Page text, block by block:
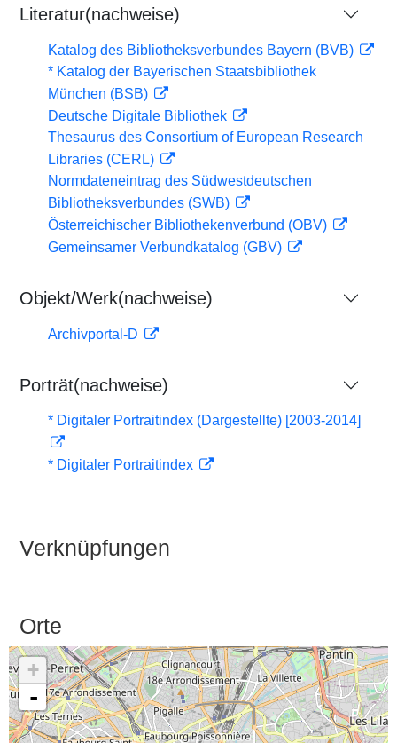
Literatur(nachweise)
Katalog des Bibliotheksverbundes Bayern (BVB)
* Katalog der Bayerischen Staatsbibliothek
München (BSB)
Deutsche Digitale Bibliothek
Thesaurus des Consortium of European Research
Libraries (CERL)
Normdateneintrag des Südwestdeutschen
Bibliotheksverbundes (SWB)
Österreichischer Bibliothekenverbund (OBV)
Gemeinsamer Verbundkatalog (GBV)
Objekt/Werk(nachweise)
Archivportal-D
Porträt(nachweise)
* Digitaler Portraitindex (Dargestellte) [2003-2014]
* Digitaler Portraitindex
Verknüpfungen
Orte
+
-